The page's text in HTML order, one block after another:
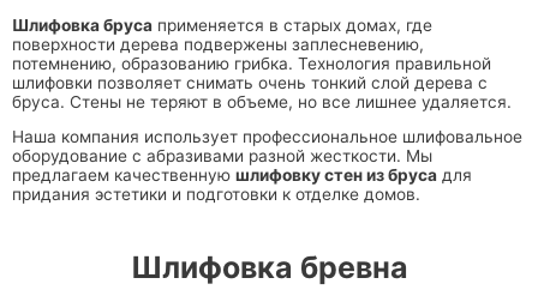
Шлифовка бруса применяется в старых домах, где
поверхности дерева подвержены заплесневению,
потемнению, образованию грибка. Технология правильной
шлифовки позволяет снимать очень тонкий слой дерева с
бруса. Стены не теряют в объеме, но все лишнее удаляется.
Наша компания использует профессиональное шлифовальное
оборудование с абразивами разной жесткости. Мы
предлагаем качественную шлифовку стен из бруса для
придания эстетики и подготовки к отделке домов.
Шлифовка бревна